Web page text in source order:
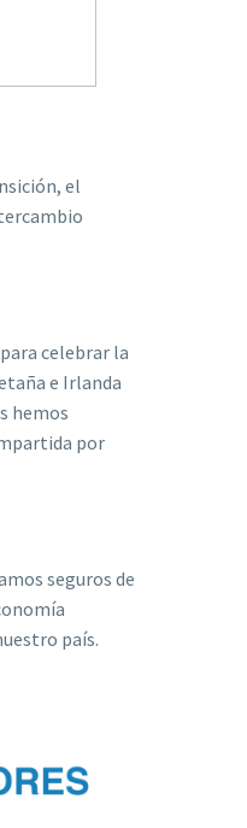
el
celebrar la
e Irlanda
hemos
por
seguros de
país.